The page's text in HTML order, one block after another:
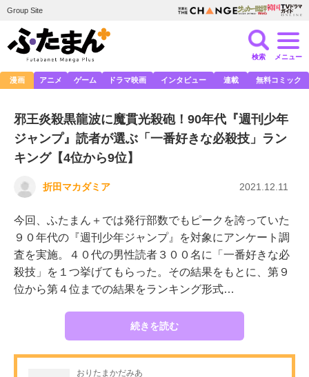
Group Site
検索 メニュー
漫画 アニメ ゲーム ドラマ映画 インタビュー 連載 無料コミック
邪王炎殺黒龍波に魔貫光殺砲！90年代『週刊少年
ジャンプ』読者が選ぶ「一番好きな必殺技」ラン
キング【4位から9位】
折田マカダミア 2021.12.11
今回、ふたまん＋では発行部数でもピークを誇っていた
９０年代の『週刊少年ジャンプ』を対象にアンケート調
査を実施。４０代の男性読者３００名に「一番好きな必
殺技」を１つ挙げてもらった。その結果をもとに、第９
位から第４位までの結果をランキング形式…
続きを読む
おりたまかだみあ